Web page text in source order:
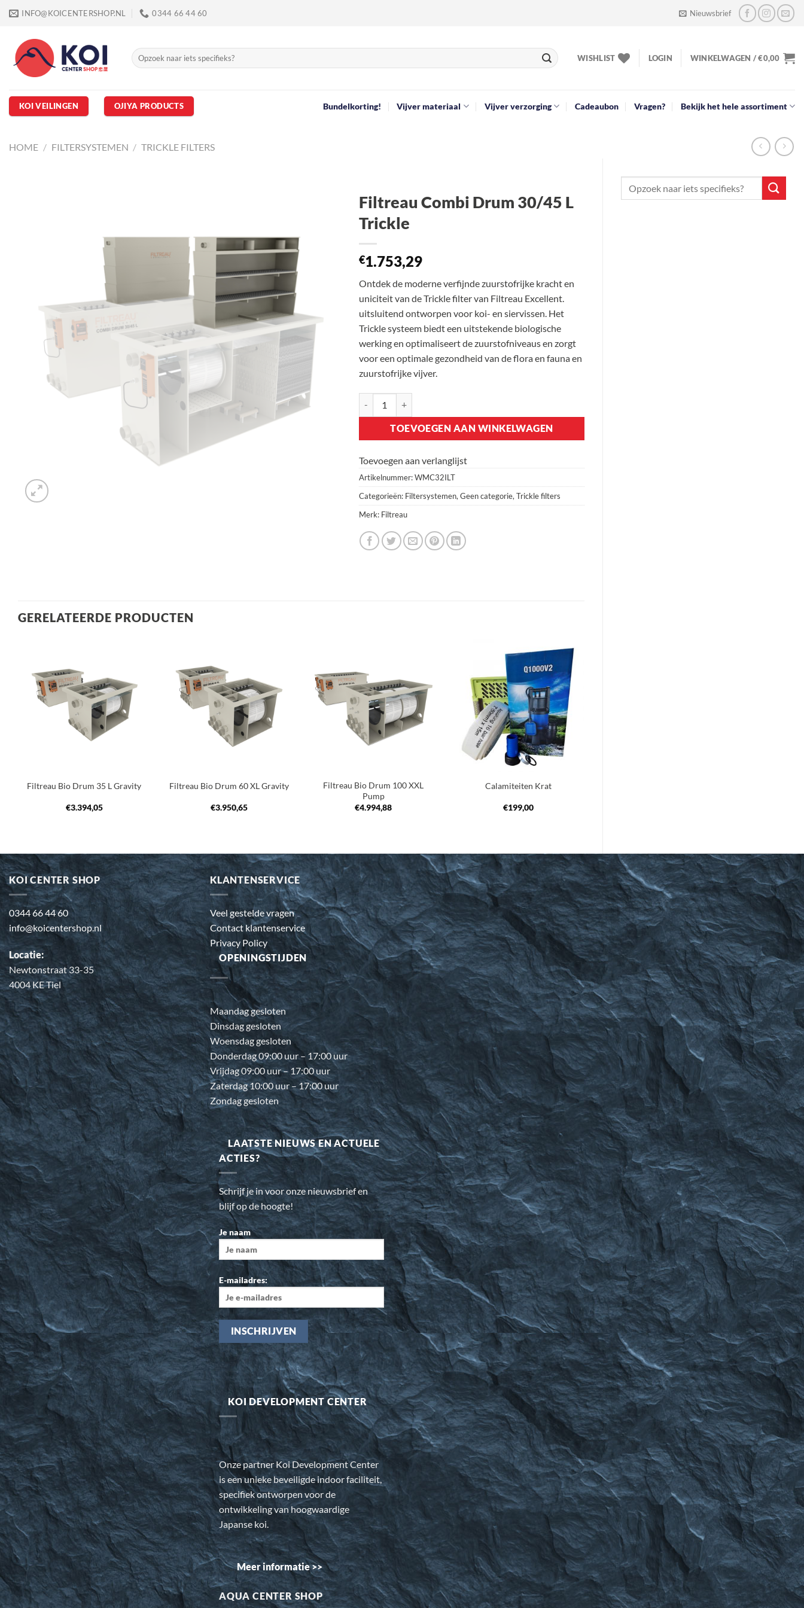
Ga
inhoud
INFO@KOICENTERSHOP.NL 0344 66 44 60 Nieuwsbrief
Zoeken
naar:
WISHLIST LOGIN WINKELWAGEN /€0,00
KOI VEILINGEN OJIYA PRODUCTS Bundelkorting! Vijver materiaal Vijver verzorging Cadeaubon Vragen? Bekijk het hele assortiment
HOME / FILTERSYSTEMEN / TRICKLE FILTERS
verlanglijst
Filtreau Combi Drum 30/45 L
Trickle
€1.753,29
Ontdek de moderne verfijnde zuurstofrijke kracht en
uniciteit van de Trickle filter van Filtreau Excellent.
uitsluitend ontworpen voor koi- en siervissen. Het
Trickle systeem biedt een uitstekende biologische
werking en optimaliseert de zuurstofniveaus en zorgt
voor een optimale gezondheid van de flora en fauna en
zuurstofrijke vijver.
TOEVOEGEN AAN WINKELWAGEN
Toevoegen aan verlanglijst
Artikelnummer:WMC32ILT
Categorieën: Filtersystemen, Geen categorie, Trickle filters
Merk: Filtreau
GERELATEERDE PRODUCTEN
aan
verlanglijst
Filtreau Bio Drum 35 L Gravity
€3.394,05
verlanglijst
Filtreau Bio Drum 60 XL Gravity
€3.950,65
aan
verlanglijst
Filtreau Bio Drum 100 XXL
Pump
€4.994,88
Toevoegen
aan
verlanglijst
Calamiteiten Krat
€199,00
KOI CENTER SHOP
0344 66 44 60
info@koicentershop.nl
Locatie:
Newtonstraat 33-35
4004 KE Tiel
KLANTENSERVICE
Veel gestelde vragen
Contact klantenservice
Privacy Policy
OPENINGSTIJDEN
Maandag gesloten
Dinsdag gesloten
Woensdag gesloten
Donderdag 09:00 uur – 17:00 uur
Vrijdag 09:00 uur – 17:00 uur
Zaterdag 10:00 uur – 17:00 uur
Zondag gesloten
LAATSTE NIEUWS EN ACTUELE
ACTIES?
Schrijf je in voor onze nieuwsbrief en
blijf op de hoogte!
Je naam
E-mailadres:
KOI DEVELOPMENT CENTER
Onze partner Koi Development Center
is een unieke beveiligde indoor faciliteit,
specifiek ontworpen voor de
ontwikkeling van hoogwaardige
Japanse koi.
Meer informatie >>
AQUA CENTER SHOP